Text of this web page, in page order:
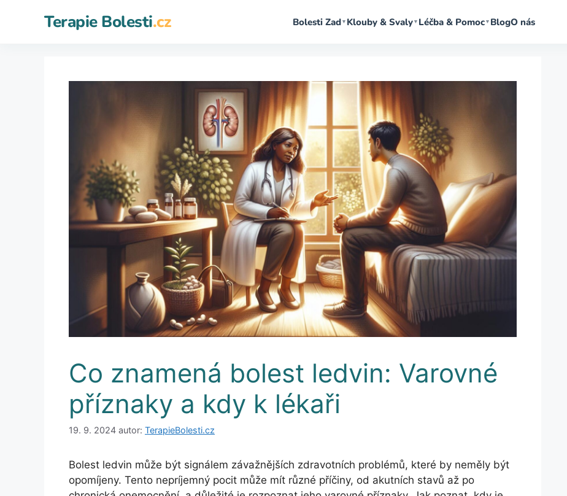
Terapie Bolesti.cz Bolesti Zad▼ Klouby & Svaly▼ Léčba & Pomoc▼ BlogO nás
Co znamená bolest ledvin: Varovné
příznaky a kdy k lékaři
19. 9. 2024 autor: TerapieBolesti.cz
Bolest ledvin může být signálem závažnějších zdravotních problémů, které by neměly být
opomíjeny. Tento nepríjemný pocit může mít různé příčiny, od akutních stavů až po